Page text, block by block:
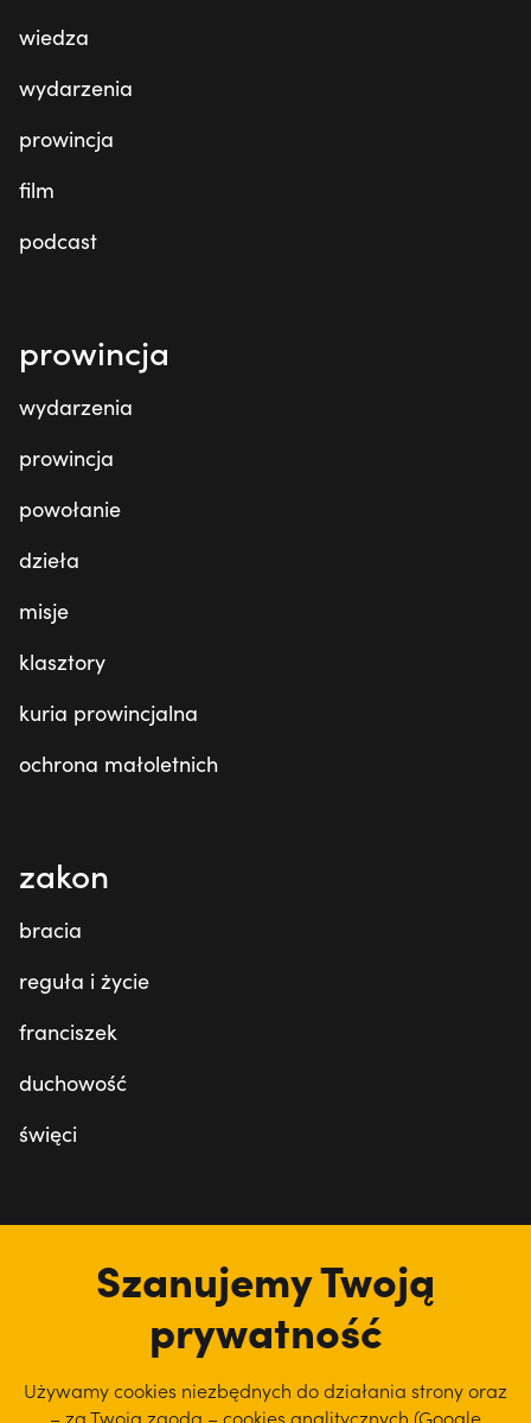
wiedza
wydarzenia
prowincja
film
podcast
prowincja
wydarzenia
prowincja
powołanie
dzieła
misje
klasztory
kuria prowincjalna
ochrona małoletnich
zakon
bracia
reguła i życie
franciszek
duchowość
święci
Szanujemy Twoją
prywatność
Używamy cookies niezbędnych do działania strony oraz
– za Twoją zgodą – cookies analitycznych (Google